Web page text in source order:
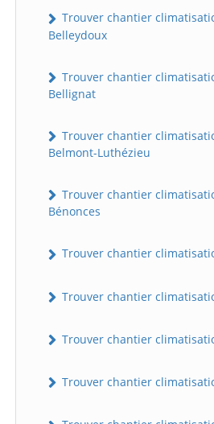
Trouver chantier
Belleydoux
Trouver chantier
Bellignat
Trouver chantier
Belmont-Luthézieu
Trouver chantier
Bénonces
Trouver chantier
Trouver chantier
Trouver chantier
Trouver chantier